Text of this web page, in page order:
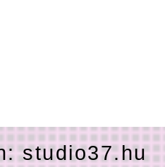
studio37.hu